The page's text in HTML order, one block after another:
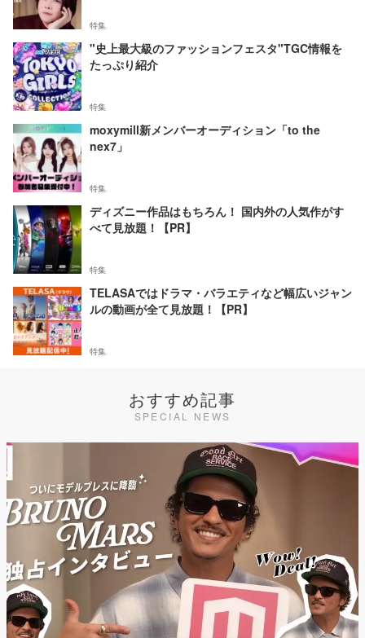
特集
"史上最大級のファッションフェスタ"TGC情報を
たっぷり紹介
特集
moxymill新メンバーオーディション「to the
nex7」
特集
ディズニー作品はもちろん！ 国内外の人気作がす
べて見放題！【PR】
特集
TELASAではドラマ・バラエティなど幅広いジャン
ルの動画が全て見放題！【PR】
特集
おすすめ記事
SPECIAL NEWS